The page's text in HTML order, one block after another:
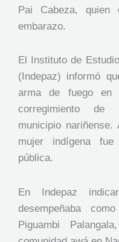
Pai Cabeza, quien
embarazo.
El Instituto de
(Indepaz) informó
arma de fuego en
corregimiento de
municipio
mujer indígena
pública.
En Indepaz
desempeñaba
Piguambi